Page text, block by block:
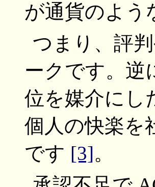
が通貨のよう
つまり、評
ークです。逆
位を媒介にし
個人の快楽を
です [3]。